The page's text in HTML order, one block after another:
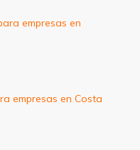
empresas en
empresas en Costa